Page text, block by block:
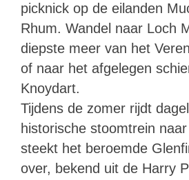
picknick op de eilanden
Rhum. Wandel naar Loch
diepste meer van het
of naar het afgelegen
Knoydart.
Tijdens de zomer rijdt
historische stoomtrein
steekt het beroemde
over, bekend uit de Harry